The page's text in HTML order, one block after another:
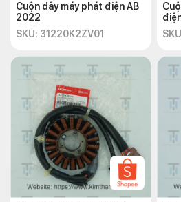
Cuộn dây máy phát điện AB
2022
SKU: 31220K2ZV01